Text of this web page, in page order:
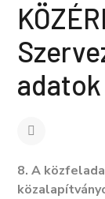
adatok
8. A